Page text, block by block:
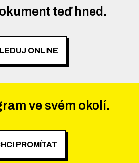
teď hned.
ONLINE
ve svém okolí.
PROMÍTAT